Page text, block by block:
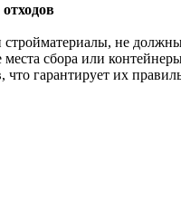
не
сбора или
что гарантирует их